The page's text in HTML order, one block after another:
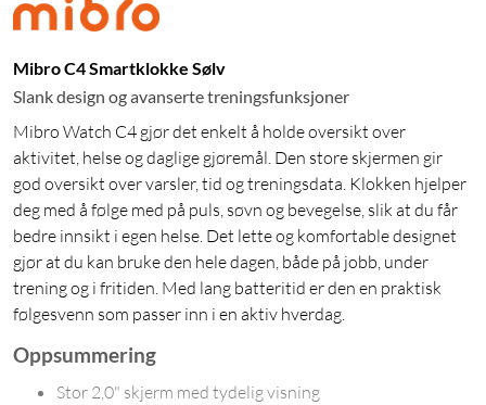
Mibro C4 Smartklokke Sølv
Slank design og avanserte treningsfunksjoner
Mibro Watch C4 gjør det enkelt å holde oversikt over
aktivitet, helse og daglige gjøremål. Den store skjermen gir
god oversikt over varsler, tid og treningsdata. Klokken hjelper
deg med å følge med på puls, søvn og bevegelse, slik at du får
bedre innsikt i egen helse. Det lette og komfortable designet
gjør at du kan bruke den hele dagen, både på jobb, under
trening og i fritiden. Med lang batteritid er den en praktisk
følgesvenn som passer inn i en aktiv hverdag.
Oppsummering
Stor 2,0" skjerm med tydelig visning